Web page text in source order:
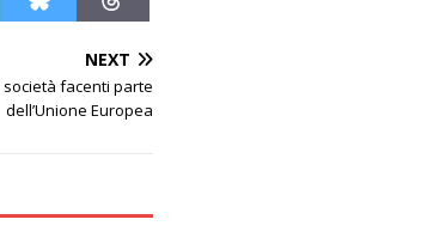
NEXT
società facenti parte
dell’Unione Europea